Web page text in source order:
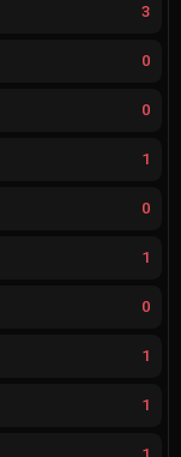
3
0
0
1
0
1
0
1
1